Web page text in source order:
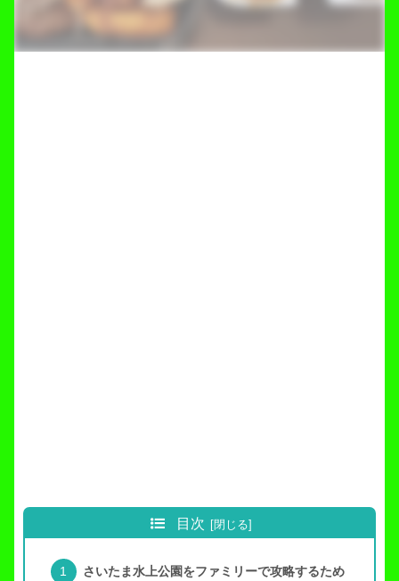
目次
さいたま水上公園をファミリーで攻略するため